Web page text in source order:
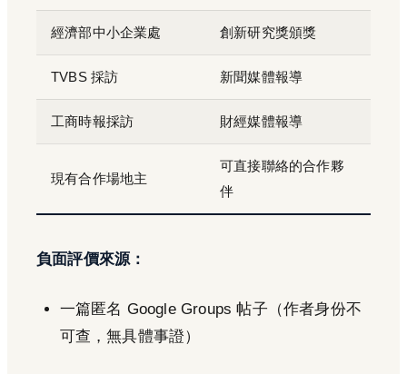
經濟部中小企業處 創新研究獎頒獎
TVBS 採訪 新聞媒體報導
工商時報採訪 財經媒體報導
現有合作場地主
可直接聯絡的合作夥
伴
負面評價來源：
一篇匿名 Google Groups 帖子（作者身份不
可查，無具體事證）